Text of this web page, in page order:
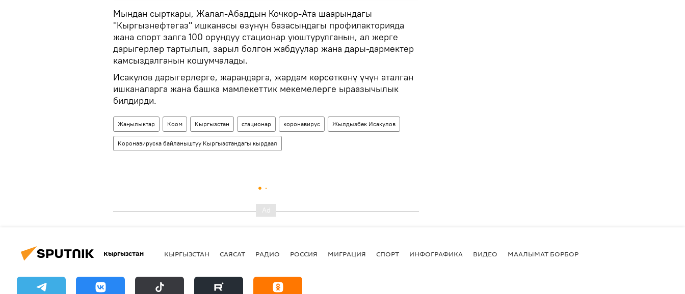
Мындан сырткары, Жалал-Абаддын Кочкор-Ата шаарындагы
"Кыргызнефтегаз" ишканасы өзүнүн базасындагы профилакторияда
жана спорт залга 100 орундуу стационар уюштурулганын, ал жерге
дарыгерлер тартылып, зарыл болгон жабдуулар жана дары-дармектер
камсыздалганын кошумчалады.
Исакулов дарыгерлерге, жарандарга, жардам көрсөткөнү үчүн аталган
ишканаларга жана башка мамлекеттик мекемелерге ыраазычылык
билдирди.
Жаңылыктар Коом Кыргызстан стационар коронавирус Жылдызбек Исакулов
Коронавируска байланыштуу Кыргызстандагы кырдаал
Кыргызстан КЫРГЫЗСТАН САЯСАТ РАДИО РОССИЯ МИГРАЦИЯ СПОРТ ИНФОГРАФИКА ВИДЕО МААЛЫМАТ БОРБОР